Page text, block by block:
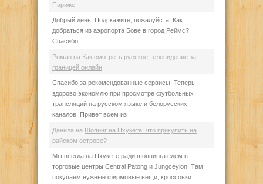
Париже
Добрый день. Подскажите, пожалуйста. Как
добраться из аэропорта Бове в город Реймс?
Спасибо.
Роман на Как смотреть русское телевидение за
границей онлайн
Спасибо за рекомендованные сервисы. Теперь
здорово экономлю при просмотре футбольных
трансляций на русском языке и белорусских
каналов. Привет всем из
Данила на Шопинг на Пхукете: что прикупить на
райском острове?
Мы всегда на Пхукете ради шоппинга едем в
торговые центры Central Patong и Jungceylon. Там
покупаем нужные фирмовые вещи, кроссовки.